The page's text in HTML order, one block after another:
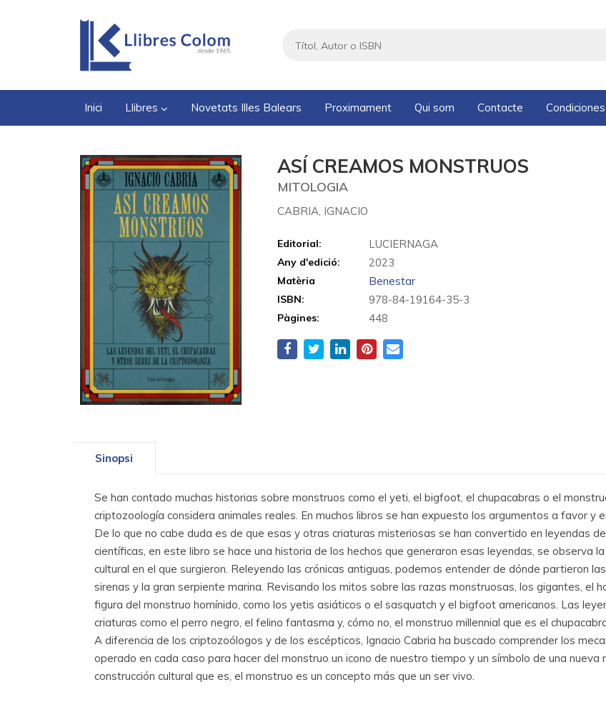
Inici Llibres Novetats Illes Balears Proximament Qui som Contacte
ASÍ CREAMOS MONSTRUOS
MITOLOGIA
CABRIA, IGNACIO
Editorial: LUCIERNAGA
Any d'edició: 2023
Matèria Benestar
ISBN: 978-84-19164-35-3
Pàgines: 448
Sinopsi
Se han contado muchas historias sobre monstruos como el yeti, el bigfoot, el chupacabras o el
criptozoología considera animales reales. En muchos libros se han expuesto los argumentos a favor y
De lo que no cabe duda es de que esas y otras criaturas misteriosas se han convertido en leyendas
científicas, en este libro se hace una historia de los hechos que generaron esas leyendas, se observa
cultural en el que surgieron. Releyendo las crónicas antiguas, podemos entender de dónde partieron
sirenas y la gran serpiente marina. Revisando los mitos sobre las razas monstruosas, los gigantes, el
figura del monstruo homínido, como los yetis asiáticos o el sasquatch y el bigfoot americanos. Las
criaturas como el perro negro, el felino fantasma y, cómo no, el monstruo millennial que es el
A diferencia de los criptozoólogos y de los escépticos, Ignacio Cabria ha buscado comprender los
operado en cada caso para hacer del monstruo un icono de nuestro tiempo y un símbolo de una
construcción cultural que es, el monstruo es un concepto más que un ser vivo.